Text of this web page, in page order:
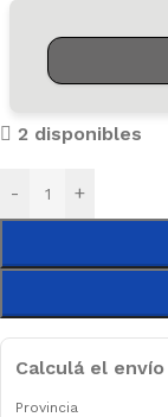
Sable
Y MADERA
de Banda
Orbital
Lustralijadora
Y DETALLE
2 disponibles
- +
Calculá el envío
Provincia